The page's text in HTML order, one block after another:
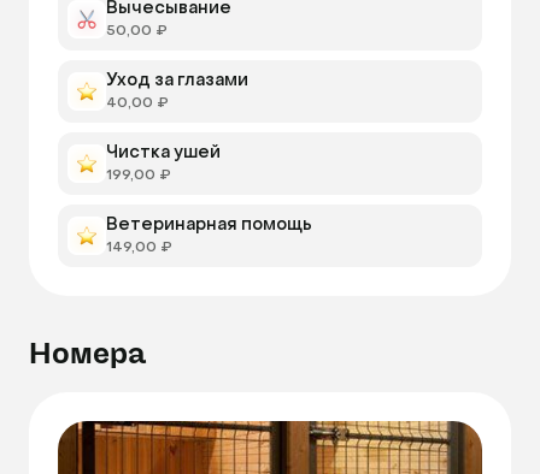
Вычесывание
50,00 ₽
Уход за глазами
40,00 ₽
Чистка ушей
199,00 ₽
Ветеринарная помощь
149,00 ₽
Номера